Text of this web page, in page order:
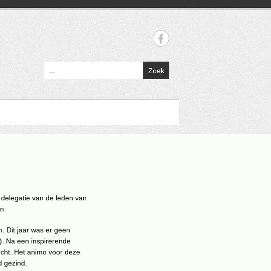
Zoek
van de leden van
Dit jaar was er geen
Na een inspirerende
Het animo voor deze